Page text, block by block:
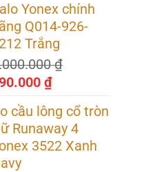
₫.
tại
là:
890.000 ₫.
Yonex chính
Q014-926-
Trắng
₫
₫.
₫Giá
tại
là:
890.000 ₫.
cầu lông cổ tròn
Runaway 4
3522 Xanh